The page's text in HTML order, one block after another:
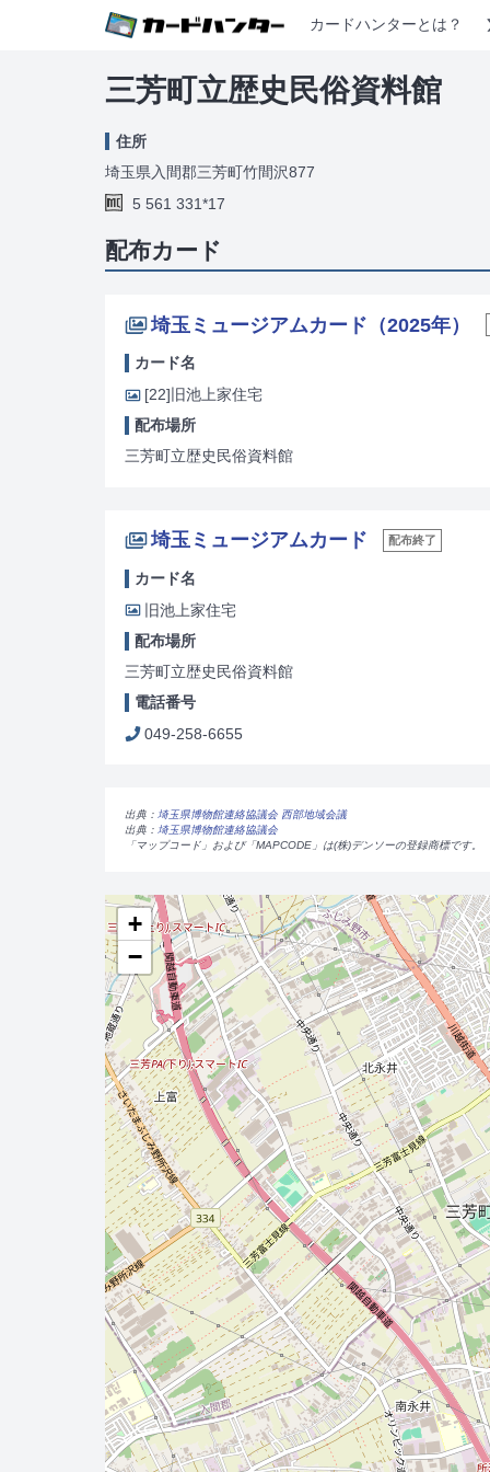
カードハンターとは？
三芳町立歴史民俗資料館
住所
埼玉県入間郡三芳町竹間沢877
5 561 331*17
配布カード
埼玉ミュージアムカード（2025年）
カード名
[22] 旧池上家住宅
配布場所
三芳町立歴史民俗資料館
埼玉ミュージアムカード 配布終了
カード名
旧池上家住宅
配布場所
三芳町立歴史民俗資料館
電話番号
049-258-6655
出典： 埼玉県博物館連絡協議会 西部地域会議
出典： 埼玉県博物館連絡協議会
「マップコード」および「MAPCODE」は(株)デンソーの登録商標です。
+
−